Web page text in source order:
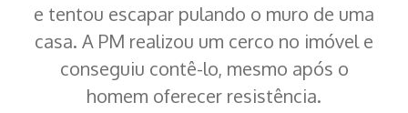
e tentou escapar pulando o muro de uma
casa. A PM realizou um cerco no imóvel e
conseguiu contê-lo, mesmo após o
homem oferecer resistência.